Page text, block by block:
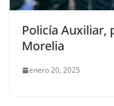
Policía Auxiliar,
Morelia
enero 20, 2025